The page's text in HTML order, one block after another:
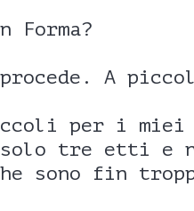
Forma?
procede. A
per i
solo tre etti e
che sono fin